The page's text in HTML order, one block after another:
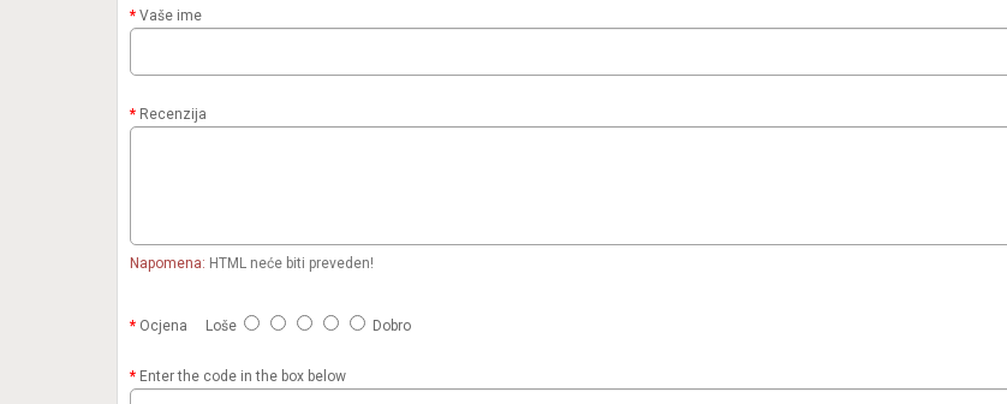
Vaše ime
Recenzija
Napomena: HTML neće biti preveden!
Ocjena Loše Dobro
Enter the code in the box below